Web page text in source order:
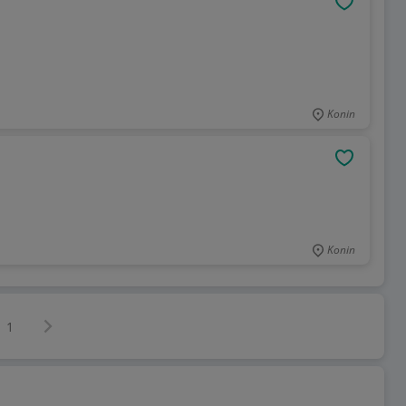
Konin
Konin
1 Następna strona